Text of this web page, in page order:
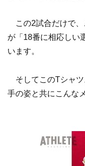
この2試合だけで、
が「18番に相応しい
います。
そしてこのTシャツ
手の姿と共にこんな